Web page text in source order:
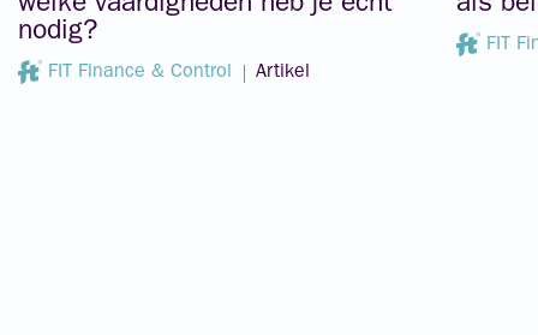
welke vaardigheden heb je écht
nodig?
FIT Finance & Control Artikel
als
FIT